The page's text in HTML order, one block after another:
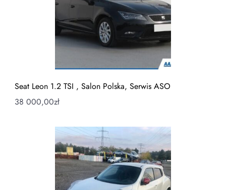
Seat Leon 1.2 TSI , Salon Polska, Serwis ASO
38 000,00zł